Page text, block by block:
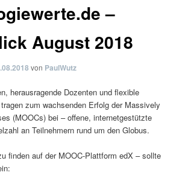
–
August 2018
von PaulWutz
herausragende Dozenten und flexible
zum wachsenden Erfolg der Massively
(MOOCs) bei – offene, internetgestützte
an Teilnehmern rund um den Globus.
finden auf der MOOC-Plattform edX – sollte